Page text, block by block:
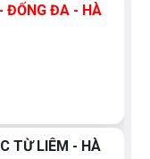
ĐỐNG ĐA - HÀ
TỪ LIÊM - HÀ